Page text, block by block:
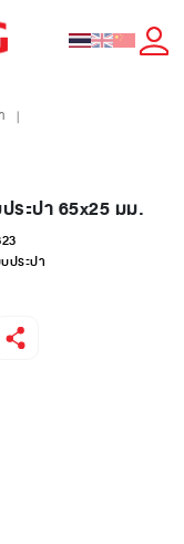
|
ระปา 65x25 มม.
ประปา